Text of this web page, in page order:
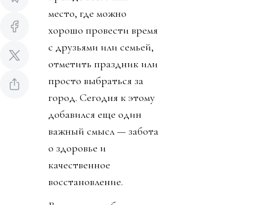
место, где можно
хорошо провести время
с друзьями или семьей,
отметить праздник или
просто выбраться за
город. Сегодня к этому
добавился еще один
важный смысл — забота
о здоровье и
качественное
восстановление.